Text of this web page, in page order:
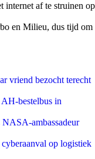
internet af te struinen op
en Milieu, dus tijd om
vriend bezocht terecht
bestelbus in
ambassadeur
op logistiek